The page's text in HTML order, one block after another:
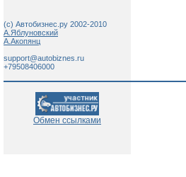
(c) Автобизнес.ру 2002-2010
А.Яблуновский
А.Акопянц
support@autobiznes.ru
+79508406000
Обмен ссылками